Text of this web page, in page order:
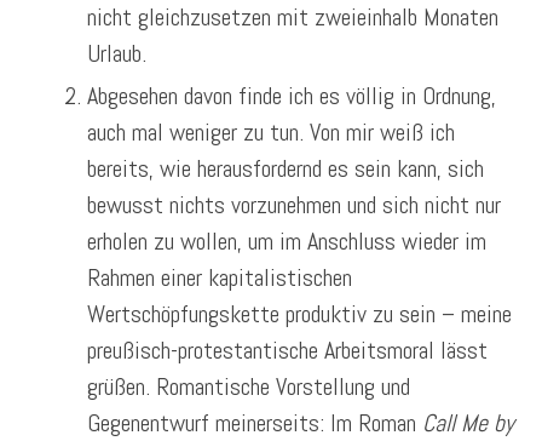
nicht gleichzusetzen mit zweieinhalb Monaten
Urlaub.
Abgesehen davon finde ich es völlig in Ordnung,
auch mal weniger zu tun. Von mir weiß ich
bereits, wie herausfordernd es sein kann, sich
bewusst nichts vorzunehmen und sich nicht nur
erholen zu wollen, um im Anschluss wieder im
Rahmen einer kapitalistischen
Wertschöpfungskette produktiv zu sein – meine
preußisch-protestantische Arbeitsmoral lässt
grüßen. Romantische Vorstellung und
Gegenentwurf meinerseits: Im Roman Call Me by